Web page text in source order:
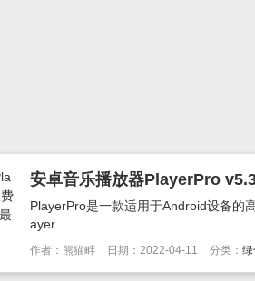
安卓音乐播放器PlayerPro
PlayerPro是一款适用于Android设备的
ayer...
作者：熊猫畔 日期：2022-04-11 分类：